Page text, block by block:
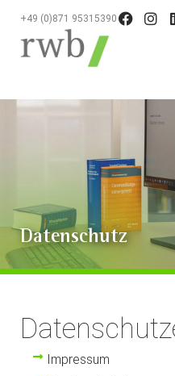
+49 (0)871 95315390
Datenschutz
Impressum